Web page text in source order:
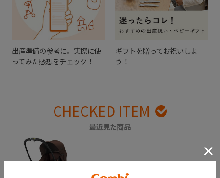
出産準備の参考に。実際に使
ってみた感想をチェック！
ギフトを贈ってお祝いしよ
う！
CHECKED ITEM
最近見た商品